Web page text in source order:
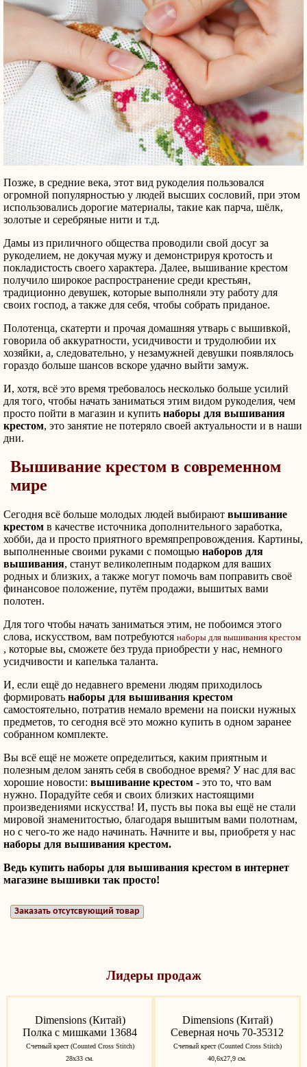
Позже, в средние века, этот вид рукоделия пользовался
огромной популярностью у людей высших сословий, при этом
использовались дорогие материалы, такие как парча, шёлк,
золотые и серебряные нити и т.д.
Дамы из приличного общества проводили свой досуг за
рукоделием, не докучая мужу и демонстрируя кротость и
покладистость своего характера. Далее, вышивание крестом
получило широкое распространение среди крестьян,
традиционно девушек, которые выполняли эту работу для
своих господ, а также для себя, чтобы собрать приданое.
Полотенца, скатерти и прочая домашняя утварь с вышивкой,
говорила об аккуратности, усидчивости и трудолюбии их
хозяйки, а, следовательно, у незамужней девушки появлялось
гораздо больше шансов вскоре удачно выйти замуж.
И, хотя, всё это время требовалось несколько больше усилий
для того, чтобы начать заниматься этим видом рукоделия, чем
просто пойти в магазин и купить наборы для вышивания
крестом, это занятие не потеряло своей актуальности и в наши
дни.
Вышивание крестом в современном
мире
Сегодня всё больше молодых людей выбирают вышивание
крестом в качестве источника дополнительного заработка,
хобби, да и просто приятного времяпрепровождения. Картины,
выполненные своими руками с помощью наборов для
вышивания, станут великолепным подарком для ваших
родных и близких, а также могут помочь вам поправить своё
финансовое положение, путём продажи, вышитых вами
полотен.
Для того чтобы начать заниматься этим, не побоимся этого
слова, искусством, вам потребуются наборы для вышивания крестом
, которые вы, сможете без труда приобрести у нас, немного
усидчивости и капелька таланта.
И, если ещё до недавнего времени людям приходилось
формировать наборы для вышивания крестом
самостоятельно, потратив немало времени на поиски нужных
предметов, то сегодня всё это можно купить в одном заранее
собранном комплекте.
Вы всё ещё не можете определиться, каким приятным и
полезным делом занять себя в свободное время? У нас для вас
хорошие новости: вышивание крестом - это то, что вам
нужно. Порадуйте себя и своих близких настоящими
произведениями искусства! И, пусть вы пока вы ещё не стали
мировой знаменитостью, благодаря вышитым вами полотнам,
но с чего-то же надо начинать. Начните и вы, приобретя у нас
наборы для вышивания крестом.
Ведь купить наборы для вышивания крестом в интернет
магазине вышивки так просто!
Заказать отсутсвующий товар
Лидеры продаж
Dimensions (Китай)
Полка с мишками 13684
Счетный крест (Counted Cross Stitch)
28x33 см.
Dimensions (Китай)
Северная ночь 70-35312
Счетный крест (Counted Cross Stitch)
40,6х27,9 см.